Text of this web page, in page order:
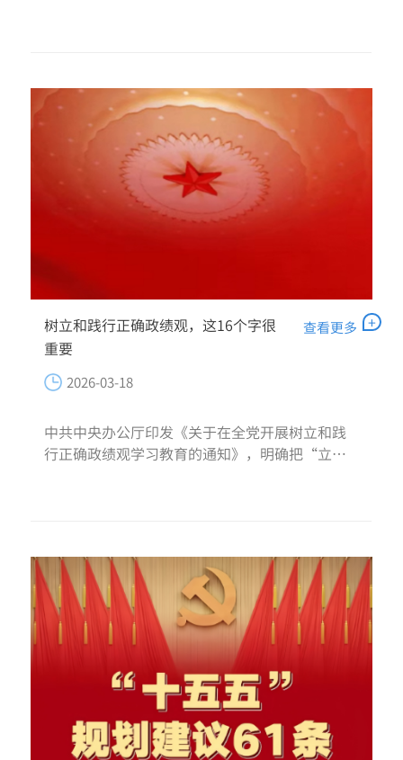
树立和践行正确政绩观，这16个字很
重要
2026-03-18
中共中央办公厅印发《关于在全党开展树立和践
行正确政绩观学习教育的通知》，明确把“立党
查看更多 +